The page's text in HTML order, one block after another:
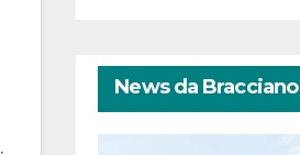
News da Bracciano